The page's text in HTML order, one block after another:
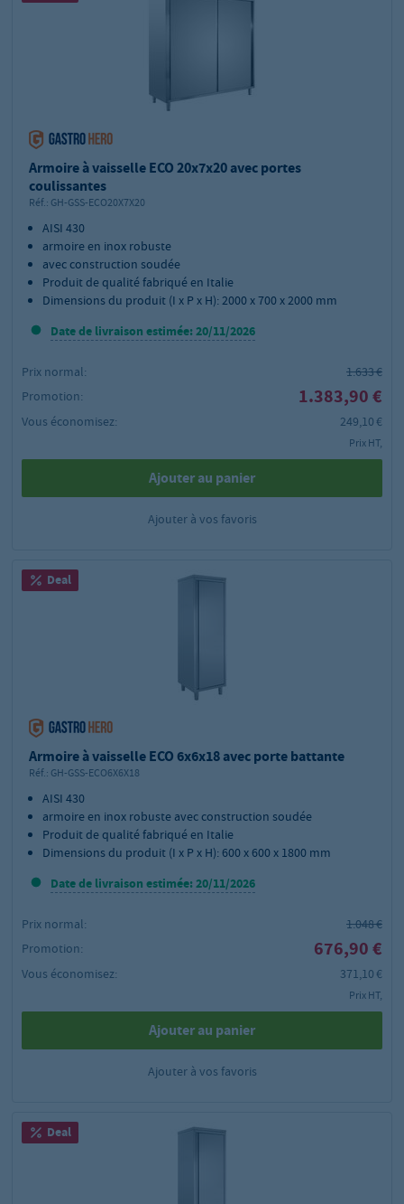
Armoire à vaisselle ECO 20x7x20 avec portes
coulissantes
Réf.: GH-GSS-ECO20X7X20
AISI 430
armoire en inox robuste
avec construction soudée
Produit de qualité fabriqué en Italie
Dimensions du produit (I x P x H): 2000 x 700 x 2000 mm
Date de livraison estimée: 20/11/2026
Prix normal:
1.633 €
Promotion:
1.383,90 €
Vous économisez: 249,10 €
Prix HT,
Ajouter au panier
Ajouter à vos favoris
Deal
Armoire à vaisselle ECO 6x6x18 avec porte battante
Réf.: GH-GSS-ECO6X6X18
AISI 430
armoire en inox robuste avec construction soudée
Produit de qualité fabriqué en Italie
Dimensions du produit (I x P x H): 600 x 600 x 1800 mm
Date de livraison estimée: 20/11/2026
Prix normal:
1.048 €
Promotion:
676,90 €
Vous économisez: 371,10 €
Prix HT,
Ajouter au panier
Ajouter à vos favoris
Deal